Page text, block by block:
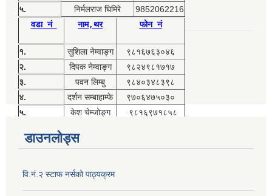
५.
निर्मलराज घिमिरे 9852062216
वडा नं नाम,थर फोन नं
१. सुशिला नेम्वाङ्ग
९८१६७६३०४६
२.
दिपक नेम्वाङ्ग
९८२४९८१७१७
३.
पवन लिम्बु
९८४०३४८३९८
४.
दर्शन सम्बाहाम्फे
९७०६४७५०३०
५.
केश चेम्जोङ्ग ९८१६९७१८५८
डाउनलोड्स
वि.नं.२ स्टाफ नर्सको पाठ्यक्रम